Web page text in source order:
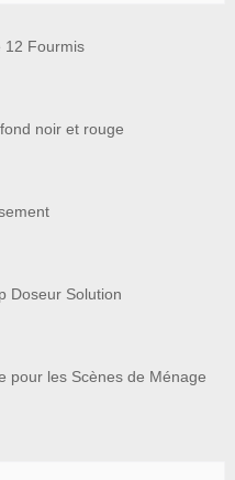
12 Fourmis
noir et rouge
Doseur Solution
pour les Scènes de Ménage